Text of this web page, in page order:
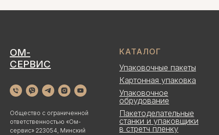
ОМ-
СЕРВИС
Общество с ограниченной
ответственностью «Ом-
сервис» 223054, Минский
КАТАЛОГ
Упаковочные пакеты
Картонная упаковка
Упаковочное
обрудование
Пакетоделательные
станки и упаковщики
в стретч пленку